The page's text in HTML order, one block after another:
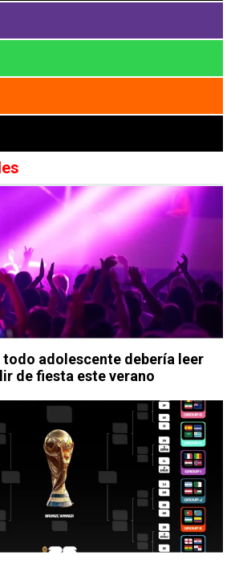
todo adolescente debería leer
de fiesta este verano